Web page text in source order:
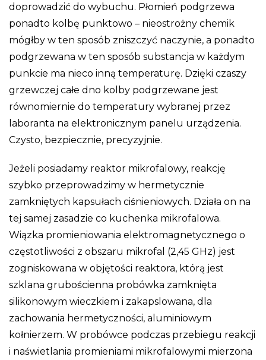
doprowadzić do wybuchu. Płomień podgrzewa
ponadto kolbę punktowo – nieostrożny chemik
mógłby w ten sposób zniszczyć naczynie, a ponadto
podgrzewana w ten sposób substancja w każdym
punkcie ma nieco inną temperaturę. Dzięki czaszy
grzewczej całe dno kolby podgrzewane jest
równomiernie do temperatury wybranej przez
laboranta na elektronicznym panelu urządzenia.
Czysto, bezpiecznie, precyzyjnie.
Jeżeli posiadamy reaktor mikrofalowy, reakcję
szybko przeprowadzimy w hermetycznie
zamkniętych kapsułach ciśnieniowych. Działa on na
tej samej zasadzie co kuchenka mikrofalowa.
Wiązka promieniowania elektromagnetycznego o
częstotliwości z obszaru mikrofal (2,45 GHz) jest
zogniskowana w objętości reaktora, którą jest
szklana grubościenna probówka zamknięta
silikonowym wieczkiem i zakapslowana, dla
zachowania hermetyczności, aluminiowym
kołnierzem. W probówce podczas przebiegu reakcji
i naświetlania promieniami mikrofalowymi mierzona